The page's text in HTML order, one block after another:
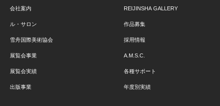
会社案内
ル・サロン
雪舟国際美術協会
展覧会事業
展覧会実績
出版事業
REIJINSHA GALLERY
作品募集
採用情報
A.M.S.C.
各種サポート
年度別実績